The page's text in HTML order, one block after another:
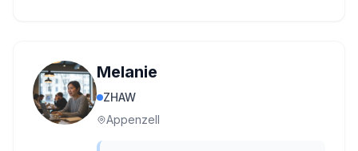
Melanie
ZHAW
Appenzell